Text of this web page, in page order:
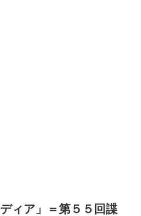
ィア」＝第５５回諜